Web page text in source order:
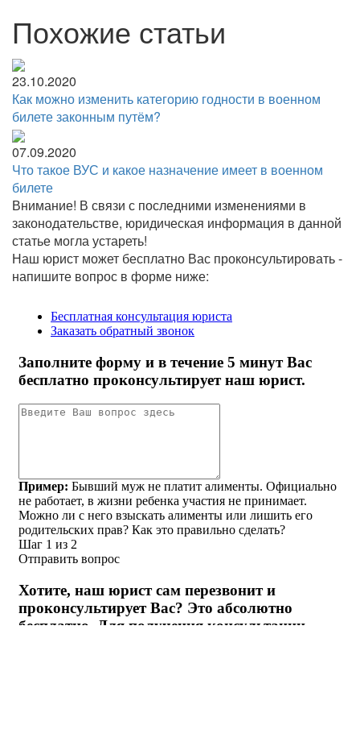
Похожие статьи
23.10.2020
Как можно изменить категорию годности в военном
билете законным путём?
07.09.2020
Что такое ВУС и какое назначение имеет в военном
билете
Внимание! В связи с последними изменениями в
законодательстве, юридическая информация в данной
статье могла устареть!
Наш юрист может бесплатно Вас проконсультировать -
напишите вопрос в форме ниже: